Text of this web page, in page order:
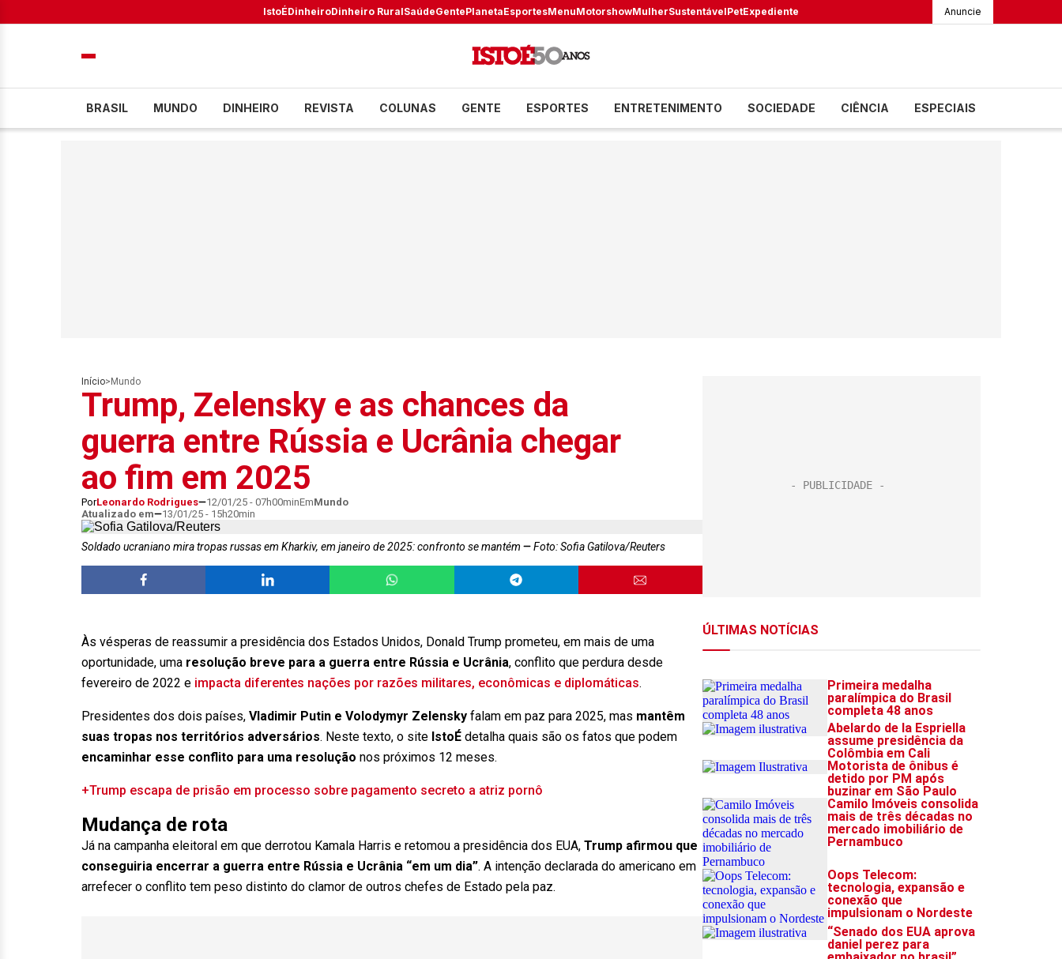
IstoÉDinheiroDinheiro RuralSaúdeGentePlanetaEsportesMenuMotorshowMulherSustentávelPetExpediente Anuncie
BRASIL MUNDO DINHEIRO REVISTA COLUNAS GENTE ESPORTES ENTRETENIMENTO SOCIEDADE CIÊNCIA ESPECIAIS
Início> Mundo
Trump, Zelensky e as chances da
guerra entre Rússia e Ucrânia chegar
ao fim em 2025
PorLeonardo Rodrigues 12/01/25 - 07h00minEmMundo
Atualizado em
13/01/25 - 15h20min
Soldado ucraniano mira tropas russas em Kharkiv, em janeiro de 2025: confronto se mantém Foto: Sofia Gatilova/Reuters
Às vésperas de reassumir a presidência dos Estados Unidos, Donald Trump prometeu, em mais de uma
oportunidade, uma resolução breve para a guerra entre Rússia e Ucrânia, conflito que perdura desde
fevereiro de 2022 e impacta diferentes nações por razões militares, econômicas e diplomáticas.
Presidentes dos dois países, Vladimir Putin e Volodymyr Zelensky falam em paz para 2025, mas mantêm
suas tropas nos territórios adversários. Neste texto, o site IstoÉ detalha quais são os fatos que podem
encaminhar esse conflito para uma resolução nos próximos 12 meses.
+Trump escapa de prisão em processo sobre pagamento secreto a atriz pornô
Mudança de rota
Já na campanha eleitoral em que derrotou Kamala Harris e retomou a presidência dos EUA, Trump afirmou que
conseguiria encerrar a guerra entre Rússia e Ucrânia “em um dia”. A intenção declarada do americano em
arrefecer o conflito tem peso distinto do clamor de outros chefes de Estado pela paz.